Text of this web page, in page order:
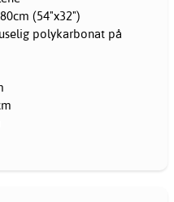
(54"x32")
polykarbonat på